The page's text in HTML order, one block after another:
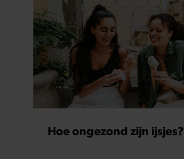
Hoe ongezond zijn ijsjes?